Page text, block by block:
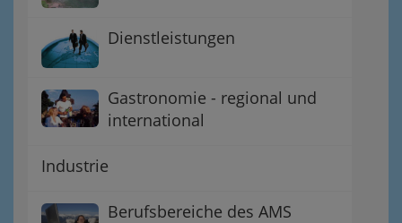
Dienstleistungen
Gastronomie - regional und
international
Industrie
Berufsbereiche des AMS